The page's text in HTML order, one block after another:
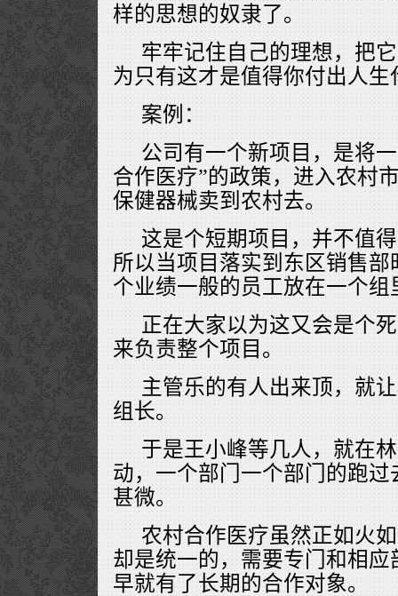
样的思想的奴隶了。
牢牢记住自己的理想，把
为只有这才是值得你付出人
案例：
公司有一个新项目，是将
合作医疗”的政策，进入农村
保健器械卖到农村去。
这是个短期项目，并不值
所以当项目落实到东区销售
个业绩一般的员工放在一个组
正在大家以为这又会是个
来负责整个项目。
主管乐的有人出来顶，就
组长。
于是王小峰等几人，就在
动，一个部门一个部门的跑
甚微。
农村合作医疗虽然正如火
却是统一的，需要专门和相
早就有了长期的合作对象。